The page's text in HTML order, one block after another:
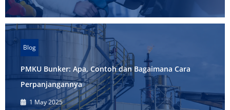
Blog
PMKU Bunker: Apa, Contoh dan Bagaimana Cara
Perpanjangannya
1 May 2025